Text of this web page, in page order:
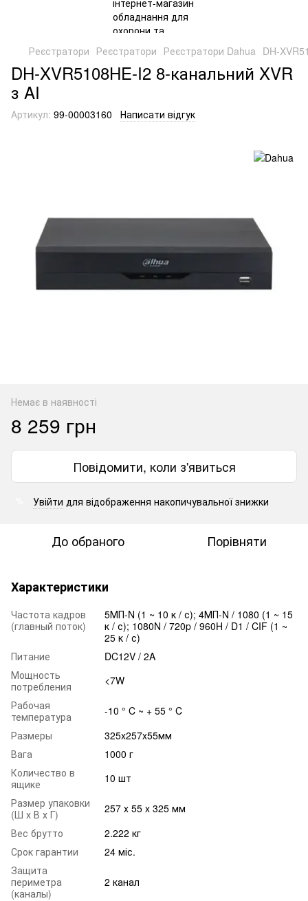
Реєстратори Реєстратори Реєстратори Dahua DH-
DH-XVR5108HE-I2 8-канальний XVR
з AI
Артикул: 99-00003160 Написати відгук
Немає в наявності
8 259 грн
Повідомити, коли з'явиться
Увійти для відображення накопичувальної знижки
До обраного Порівняти
Характеристики
Частота кадров
(главный поток)
5МП-N (1 ~ 10 к / с); 4МП-N / 1080 (1 ~ 15
к / с); 1080N / 720p / 960H / D1 / CIF (1 ~
25 к / с)
Питание
DC12V / 2A
Мощность
потребления
<7W
Рабочая
температура
-10 ° C ~ + 55 ° C
Размеры
325x257x55мм
Вага
1000 г
Количество в
ящике
10 шт
Размер упаковки
(Ш х В х Г)
257 x 55 x 325 мм
Вес брутто
2.222 кг
Срок гарантии
24 міс.
Защита
периметра
(каналы)
2 канал